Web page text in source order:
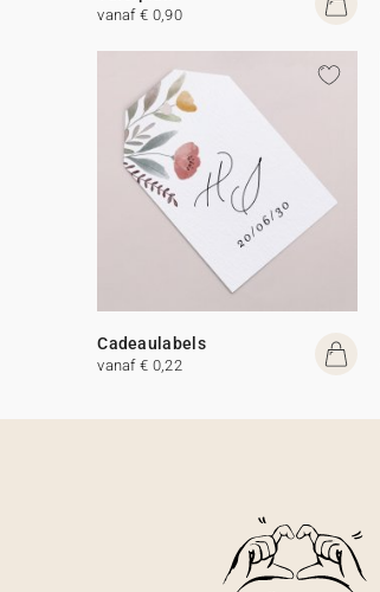
vanaf € 0,90
Cadeaulabels
vanaf € 0,22